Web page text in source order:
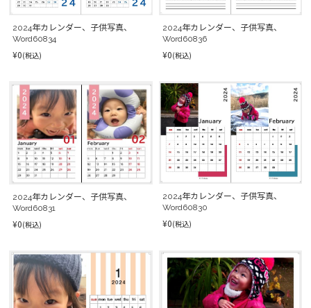
2024年カレンダー、子供写真、
Word60834
¥0(税込)
2024年カレンダー、子供写真、
Word60836
¥0(税込)
2024年カレンダー、子供写真、
Word60831
¥0(税込)
2024年カレンダー、子供写真、
Word60830
¥0(税込)